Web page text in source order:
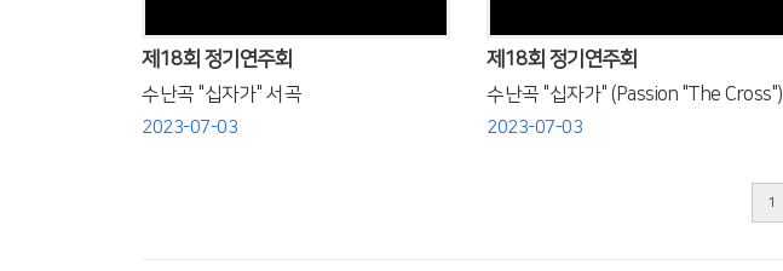
제18회 정기연주회
수난곡 "십자가" 서곡
2023-07-03
제18회 정기연주회
수난곡 "십자가" (Passion "The Cross")
2023-07-03
1